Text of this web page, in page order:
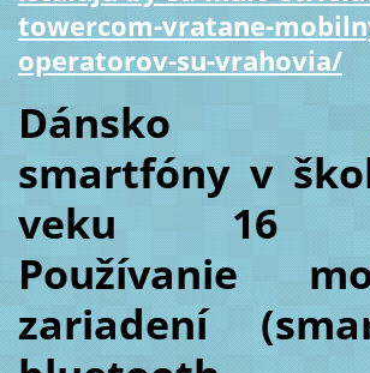
towercom-vratane-
operatorov-su-vrahovia/
Dánsko
smartfóny v
veku 16
Používanie
zariadení